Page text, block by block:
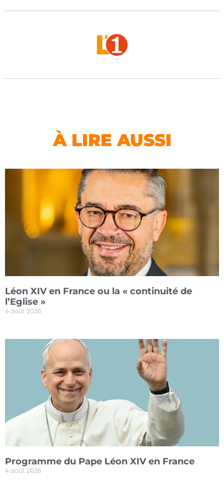
À LIRE AUSSI
Léon XIV en France ou la « continuité de
l’Eglise »
4 août 2026
Programme du Pape Léon XIV en France
4 août 2026